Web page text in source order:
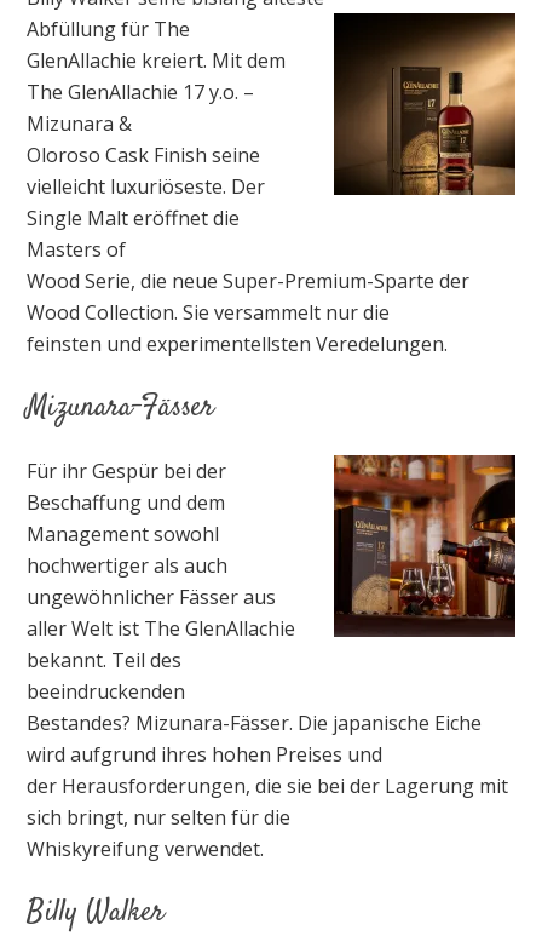
Abfüllung für The
GlenAllachie kreiert. Mit dem
The GlenAllachie 17 y.o. –
Mizunara &
Oloroso Cask Finish seine
vielleicht luxuriöseste. Der
Single Malt eröffnet die
Masters of
Wood Serie, die neue Super-Premium-Sparte der
Wood Collection. Sie versammelt nur die
feinsten und experimentellsten Veredelungen.
Mizunara-Fässer
Für ihr Gespür bei der
Beschaffung und dem
Management sowohl
hochwertiger als auch
ungewöhnlicher Fässer aus
aller Welt ist The GlenAllachie
bekannt. Teil des
beeindruckenden
Bestandes? Mizunara-Fässer. Die japanische Eiche
wird aufgrund ihres hohen Preises und
der Herausforderungen, die sie bei der Lagerung mit
sich bringt, nur selten für die
Whiskyreifung verwendet.
Billy Walker